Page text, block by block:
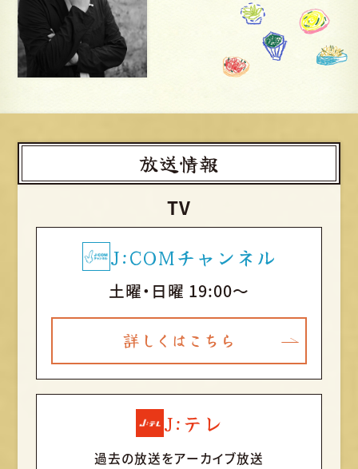
放送情報
TV
J:COMチャンネル
土曜・日曜 19:00～
詳しくはこちら
J:テレ
過去の放送をアーカイブ放送